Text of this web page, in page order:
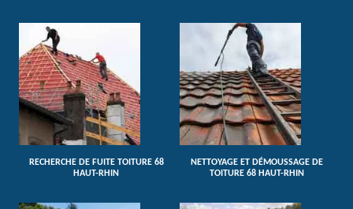
RECHERCHE DE FUITE TOITURE 68
HAUT-RHIN
NETTOYAGE ET DÉMOUSSAGE DE
TOITURE 68 HAUT-RHIN